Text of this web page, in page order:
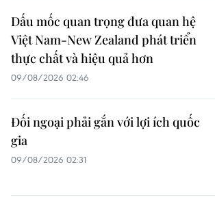
Dấu mốc quan trọng đưa quan hệ
Việt Nam-New Zealand phát triển
thực chất và hiệu quả hơn
09/08/2026 02:46
Đối ngoại phải gắn với lợi ích quốc
gia
09/08/2026 02:31